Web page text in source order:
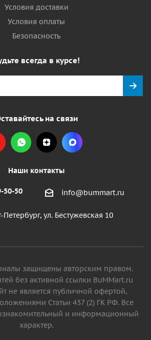
Условия доставки
Условия оплаты
Безопасность
всегда в курсе!
на связи
Наши контакты
50-50 info@bummart.ru
Петербург, ул. Бестужевская 10
защищены авторским правом.
без активной ссылки BuMMart.ru
не является публичной офертой,
Статьи 437 (2) ГК РФ. Все
и информационный
характер.